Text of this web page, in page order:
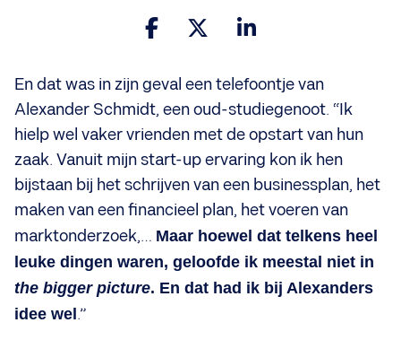
En dat was in zijn geval een telefoontje van
Alexander Schmidt, een oud-studiegenoot. “Ik
hielp wel vaker vrienden met de opstart van hun
zaak. Vanuit mijn start-up ervaring kon ik hen
bijstaan bij het schrijven van een businessplan, het
maken van een financieel plan, het voeren van
marktonderzoek,… Maar hoewel dat telkens heel
leuke dingen waren, geloofde ik meestal niet in
the bigger picture. En dat had ik bij Alexanders
idee wel.”